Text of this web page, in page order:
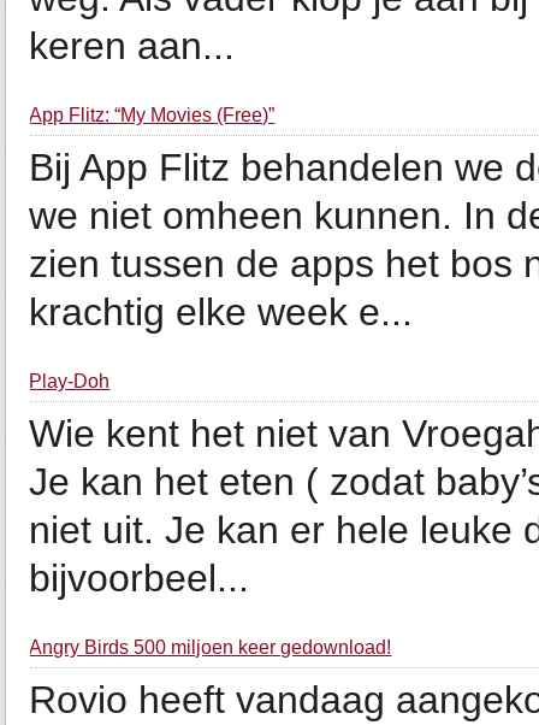
keren aan...
App Flitz: “My Movies (Free)”
Bij App Flitz behandelen we
we niet omheen kunnen. In
zien tussen de apps het bos
krachtig elke week e...
Play-Doh
Wie kent het niet van
Je kan het eten ( zodat
niet uit. Je kan er hele leuke
bijvoorbeel...
Angry Birds 500 miljoen keer gedownload!
Rovio heeft vandaag